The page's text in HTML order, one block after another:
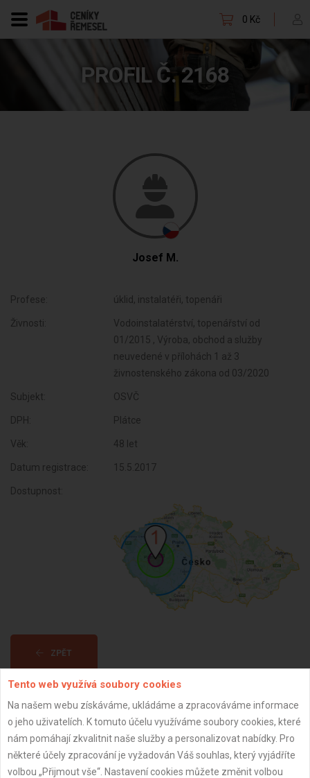
0 Kč
PROFIL Č. 2168
Josef M.
Profese: úklid, instalatéři, topenáři
Živnosti:
Vodoinstalatérství, topenářství od
01/2015 , Výroba, obchod a služby
neuvedené v přílohách 1 až 3
živnostenského zákona od 03/2020
Subjekt: OSVČ
DPH: Plátce
Věk: 48 let
Datum registrace: 15.5.2017
Dostupnost:
ZPĚT
Aktualizováno z portálu ARES dne 30.12.2023 14:45:11
Tento web využívá soubory cookies
Na našem webu získáváme, ukládáme a zpracováváme informace
o jeho uživatelích. K tomuto účelu využíváme soubory cookies, které
nám pomáhají zkvalitnit naše služby a personalizovat nabídky. Pro
některé účely zpracování je vyžadován Váš souhlas, který vyjádříte
volbou „Přijmout vše“. Nastavení cookies můžete změnit volbou